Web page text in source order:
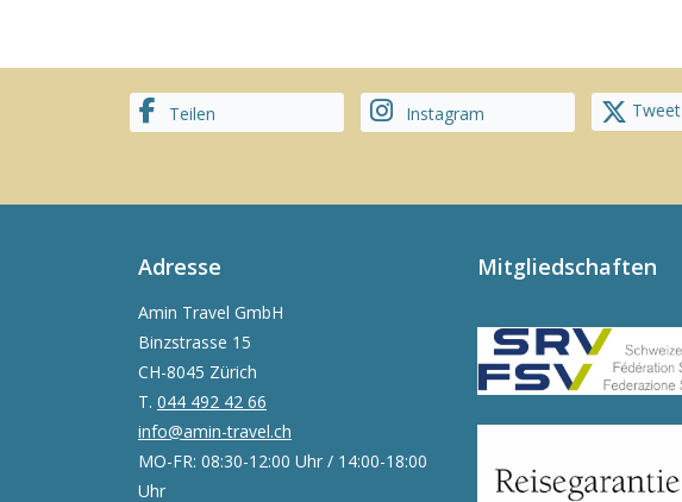
Teilen Instagram Tweet
Adresse
Amin Travel GmbH
Binzstrasse 15
CH-8045 Zürich
T. 044 492 42 66
info@amin-travel.ch
MO-FR: 08:30-12:00 Uhr / 14:00-18:00
Uhr
Mitgliedschaften